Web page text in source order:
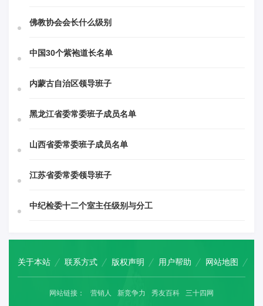
佛教协会会长什么级别
中国30个紫袍道长名单
内蒙古自治区领导班子
黑龙江省委常委班子成员名单
山西省委常委班子成员名单
江苏省委常委领导班子
中纪检委十二个室主任级别与分工
关于本站 联系方式 版权声明 用户帮助 网站地图
网站链接： 营销人 新竞争力 秀友百科 三十四网